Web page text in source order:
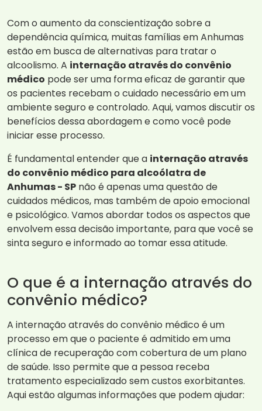
Com o aumento da conscientização sobre a
dependência química, muitas famílias em Anhumas
estão em busca de alternativas para tratar o
alcoolismo. A internação através do convênio
médico pode ser uma forma eficaz de garantir que
os pacientes recebam o cuidado necessário em um
ambiente seguro e controlado. Aqui, vamos discutir os
benefícios dessa abordagem e como você pode
iniciar esse processo.
É fundamental entender que a internação através
do convênio médico para alcoólatra de
Anhumas - SP não é apenas uma questão de
cuidados médicos, mas também de apoio emocional
e psicológico. Vamos abordar todos os aspectos que
envolvem essa decisão importante, para que você se
sinta seguro e informado ao tomar essa atitude.
O que é a internação através do
convênio médico?
A internação através do convênio médico é um
processo em que o paciente é admitido em uma
clínica de recuperação com cobertura de um plano
de saúde. Isso permite que a pessoa receba
tratamento especializado sem custos exorbitantes.
Aqui estão algumas informações que podem ajudar: